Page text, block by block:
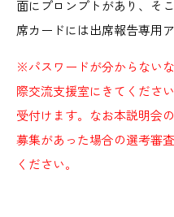
面にプロンプトがあり、そ
席カードには出席報告専用
※パスワードが分からない
際交流支援室にきてくださ
受付けます。なお本説明会
募集があった場合の選考審
ください。